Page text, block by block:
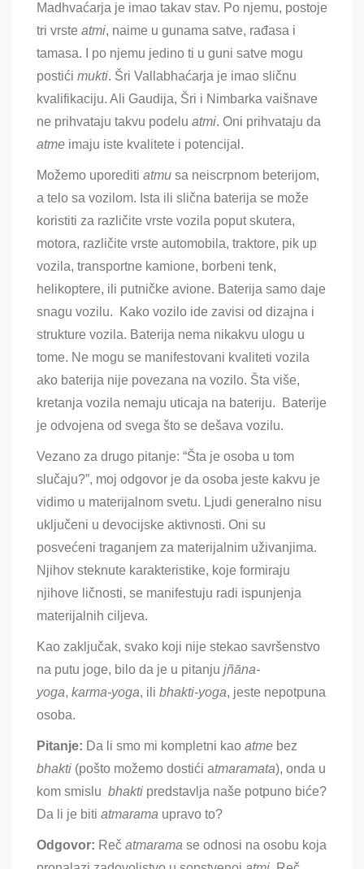
Madhvaćarja je imao takav stav. Po njemu, postoje
tri vrste atmi, naime u gunama satve, rađasa i
tamasa. I po njemu jedino ti u guni satve mogu
postići mukti. Šri Vallabhaćarja je imao sličnu
kvalifikaciju. Ali Gaudija, Šri i Nimbarka vaišnave
ne prihvataju takvu podelu atmi. Oni prihvataju da
atme imaju iste kvalitete i potencijal.
Možemo uporediti atmu sa neiscrpnom beterijom,
a telo sa vozilom. Ista ili slična baterija se može
koristiti za različite vrste vozila poput skutera,
motora, različite vrste automobila, traktore, pik up
vozila, transportne kamione, borbeni tenk,
helikoptere, ili putničke avione. Baterija samo daje
snagu vozilu. Kako vozilo ide zavisi od dizajna i
strukture vozila. Baterija nema nikakvu ulogu u
tome. Ne mogu se manifestovani kvaliteti vozila
ako baterija nije povezana na vozilo. Šta više,
kretanja vozila nemaju uticaja na bateriju. Baterije
je odvojena od svega što se dešava vozilu.
Vezano za drugo pitanje: “Šta je osoba u tom
slučaju?”, moj odgovor je da osoba jeste kakvu je
vidimo u materijalnom svetu. Ljudi generalno nisu
uključeni u devocijske aktivnosti. Oni su
posvećeni traganjem za materijalnim uživanjima.
Njihov steknute karakteristike, koje formiraju
njihove ličnosti, se manifestuju radi ispunjenja
materijalnih ciljeva.
Kao zaključak, svako koji nije stekao savršenstvo
na putu joge, bilo da je u pitanju jñāna-
yoga, karma-yoga, ili bhakti-yoga, jeste nepotpuna
osoba.
Pitanje: Da li smo mi kompletni kao atme bez
bhakti (pošto možemo dostići atmaramata), onda u
kom smislu bhakti predstavlja naše potpuno biće?
Da li je biti atmarama upravo to?
Odgovor: Reč atmarama se odnosi na osobu koja